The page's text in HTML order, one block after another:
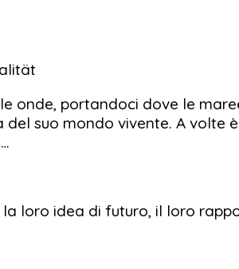
onde, portandoci dove le
suo mondo vivente. A volte
la loro idea di futuro, il loro